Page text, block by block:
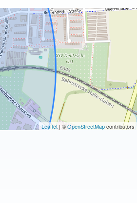
Leaflet | ©OpenStreetMapcontributors